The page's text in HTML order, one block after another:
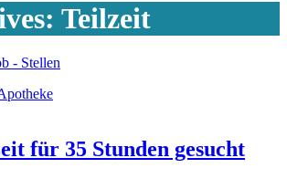
Teilzeit
- Stellen
für 35 Stunden gesucht